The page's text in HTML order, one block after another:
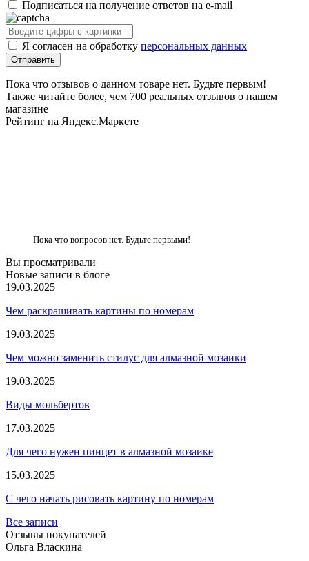
Подписаться на получение ответов на e-mail
Я согласен на обработку персональных данных
Пока что отзывов о данном товаре нет. Будьте первым!
Также читайте более, чем 700 реальных отзывов о нашем
магазине
Рейтинг на Яндекс.Маркете
Пока что вопросов нет. Будьте первыми!
Вы просматривали
Новые записи в блоге
19.03.2025
Чем раскрашивать картины по номерам
19.03.2025
Чем можно заменить стилус для алмазной мозаики
19.03.2025
Виды мольбертов
17.03.2025
Для чего нужен пинцет в алмазной мозаике
15.03.2025
С чего начать рисовать картину по номерам
Все записи
Отзывы покупателей
Ольга Власкина